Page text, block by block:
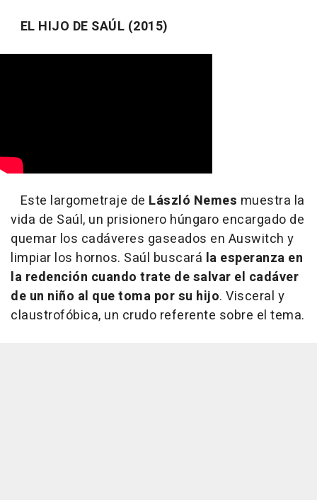
EL HIJO DE SAÚL (2015)
Este largometraje de László Nemes muestra la
vida de Saúl, un prisionero húngaro encargado de
quemar los cadáveres gaseados en Auswitch y
limpiar los hornos. Saúl buscará la esperanza en
la redención cuando trate de salvar el cadáver
de un niño al que toma por su hijo. Visceral y
claustrofóbica, un crudo referente sobre el tema.